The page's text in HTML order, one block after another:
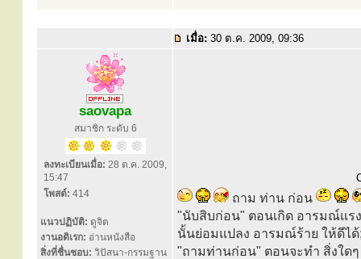
เมื่อ: 30 ต.ค. 2009, 09:36
saovapa
สมาชิก ระดับ 6
ลงทะเบียนเมื่อ: 28 ต.ค. 2009,
15:47
โพสต์: 414
แนวปฏิบัติ: ดูจิต
งานอดิเรก: อ่านหนังสือ
สิ่งที่ชื่นชอบ: วิปัสนา-กรรมฐาน
ถาม ท่าน ก่อน
"นับสิบก่อน" ตอนเกิด อารมณ์แรง
นั้นย่อมแปลง อารมณ์ร้าย ให้ดีได้
"ถามท่านก่อน" ตอนจะทำ สิ่งใดๆ